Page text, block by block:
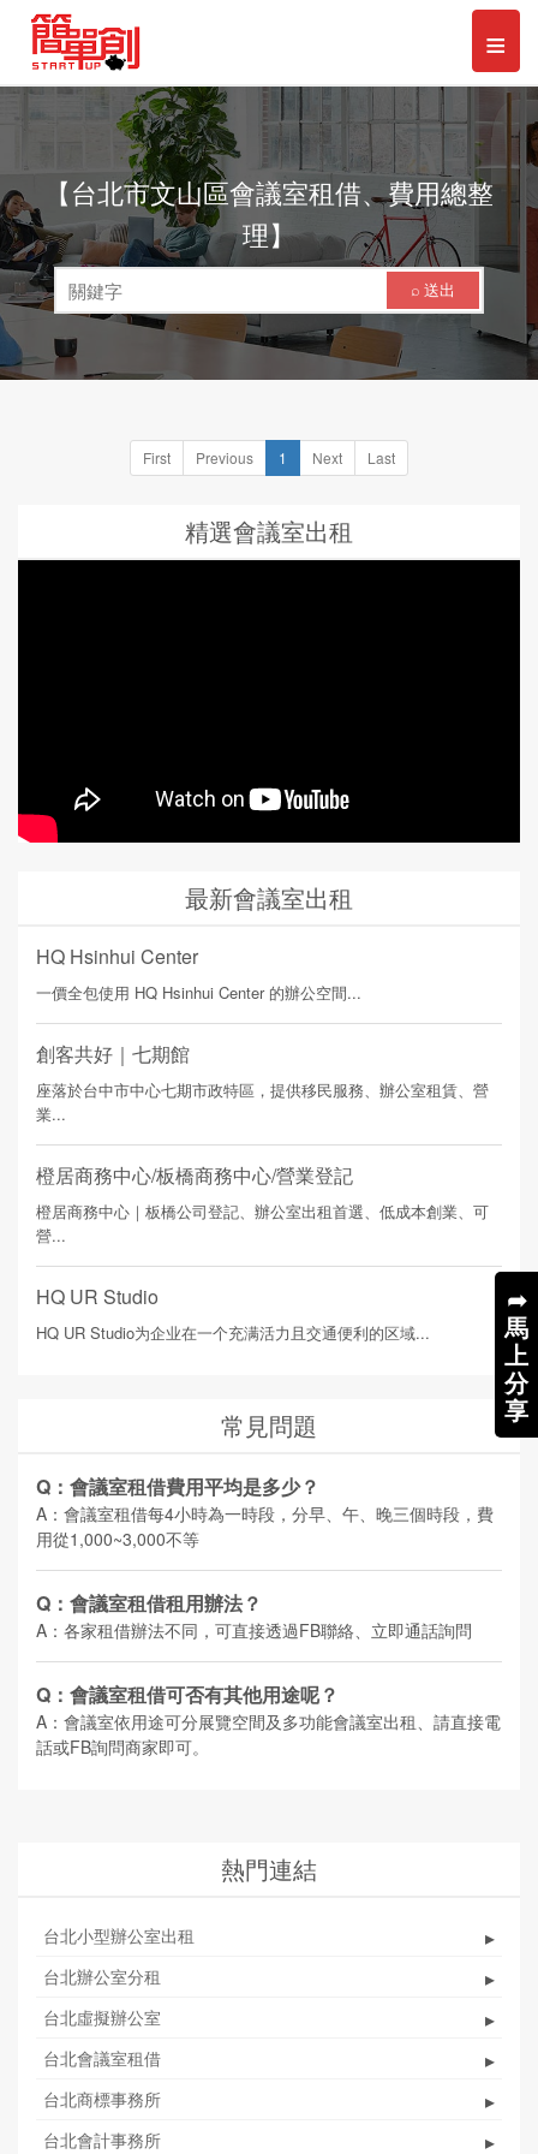
≡
➦
馬
上
分
享
【台北市文山區會議室租借、費用總整
理】
⌕ 送出
First Previous 1 Next Last
精選會議室出租
最新會議室出租
HQ Hsinhui Center
一價全包使用 HQ Hsinhui Center 的辦公空間...
創客共好｜七期館
座落於台中市中心七期市政特區，提供移民服務、辦公室租賃、營
業...
橙居商務中心/板橋商務中心/營業登記
橙居商務中心｜板橋公司登記、辦公室出租首選、低成本創業、可
營...
HQ UR Studio
HQ UR Studio为企业在一个充满活力且交通便利的区域...
常見問題
Q：會議室租借費用平均是多少？
A：會議室租借每4小時為一時段，分早、午、晚三個時段，費
用從1,000~3,000不等
Q：會議室租借租用辦法？
A：各家租借辦法不同，可直接透過FB聯絡、立即通話詢問
Q：會議室租借可否有其他用途呢？
A：會議室依用途可分展覽空間及多功能會議室出租、請直接電
話或FB詢問商家即可。
熱門連結
台北小型辦公室出租 ▸
台北辦公室分租 ▸
台北虛擬辦公室 ▸
台北會議室租借 ▸
台北商標事務所 ▸
台北會計事務所 ▸